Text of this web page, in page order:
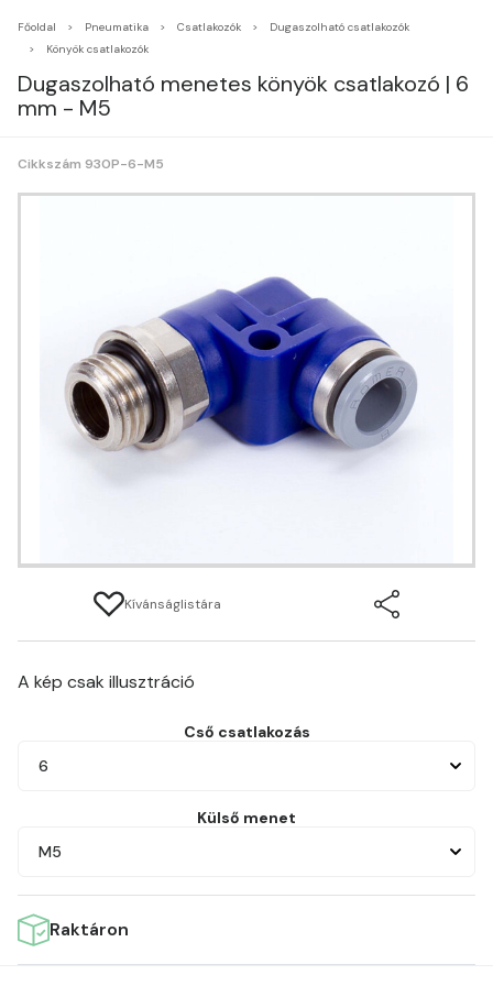
Főoldal Pneumatika Csatlakozók
Dugaszolható csatlakozók
Könyök csatlakozók
Dugaszolható menetes könyök csatlakozó | 6
mm - M5
Cikkszám 930P-6-M5
Kívánságlistára
A kép csak illusztráció
Cső csatlakozás
6
Külső menet
M5
Raktáron